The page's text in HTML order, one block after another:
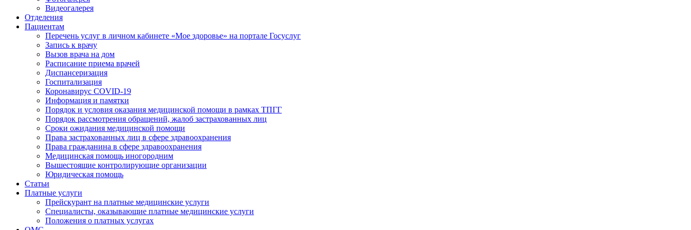
Видеогалерея
Отделения
Пациентам
Перечень услуг в личном кабинете «Мое здоровье» на портале Госуслуг
Запись к врачу
Вызов врача на дом
Расписание приема врачей
Диспансеризация
Госпитализация
Коронавирус COVID-19
Информация и памятки
Порядок и условия оказания медицинской помощи в рамках ТПГГ
Порядок рассмотрения обращений, жалоб застрахованных лиц
Сроки ожидания медицинской помощи
Права застрахованных лиц в сфере здравоохранения
Права гражданина в сфере здравоохранения
Медицинская помощь иногородним
Вышестоящие контролирующие организации
Юридическая помощь
Статьи
Платные услуги
Прейскурант на платные медицинские услуги
Специалисты, оказывающие платные медицинские услуги
Положения о платных услугах